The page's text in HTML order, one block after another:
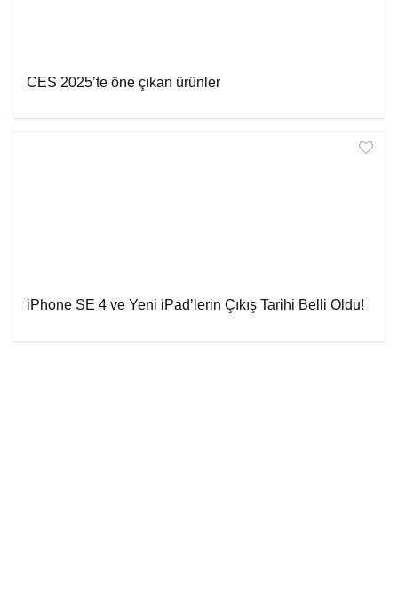
CES 2025’te öne çıkan ürünler
iPhone SE 4 ve Yeni iPad’lerin Çıkış Tarihi Belli Oldu!